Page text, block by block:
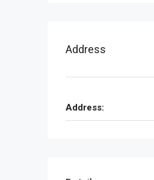
Address
Address: